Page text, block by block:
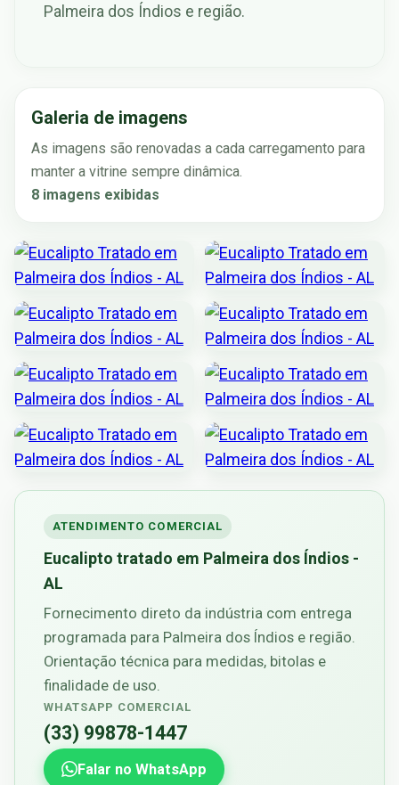
Palmeira dos Índios e região.
Galeria de imagens
As imagens são renovadas a cada carregamento para
manter a vitrine sempre dinâmica.
8 imagens exibidas
ATENDIMENTO COMERCIAL
Eucalipto tratado em Palmeira dos Índios -
AL
Fornecimento direto da indústria com entrega
programada para Palmeira dos Índios e região.
Orientação técnica para medidas, bitolas e
finalidade de uso.
WHATSAPP COMERCIAL
(33) 99878-1447
Falar no WhatsApp